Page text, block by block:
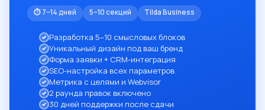
⏱ 7–14 дней 5–10 секций Tilda Business
Разработка 5–10 смысловых блоков
Уникальный дизайн под ваш бренд
Форма заявки + CRM-интеграция
SEO-настройка всех параметров
Метрика с целями и Webvisor
2 раунда правок включено
30 дней поддержки после сдачи